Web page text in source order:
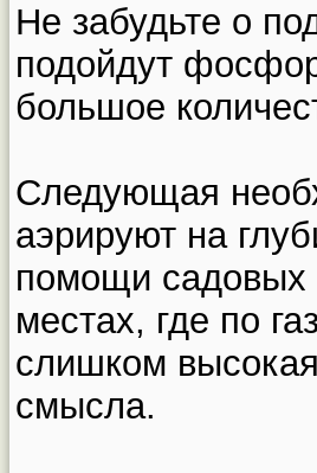
Не забудьте о
подойдут
большое
Следующая
аэрируют на
помощи садовых
местах, где по
слишком
смысла.